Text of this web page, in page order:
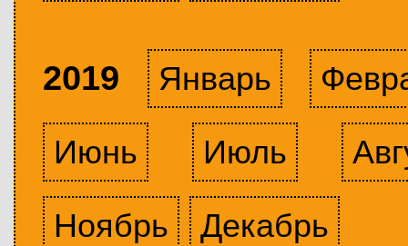
2019 Январь
Июнь
Июль
Ноябрь
Декабрь